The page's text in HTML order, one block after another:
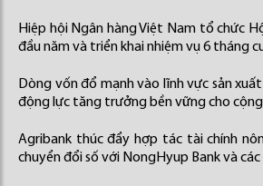
Hiệp hội Ngân hàng Việt Nam tổ chức
đầu năm và triển khai nhiệm vụ 6 tháng
Dòng vốn đổ mạnh vào lĩnh vực sản
động lực tăng trưởng bền vững cho
Agribank thúc đẩy hợp tác tài chính
chuyển đổi số với NongHyup Bank và